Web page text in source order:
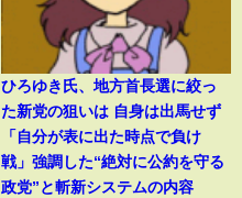
ひろゆき氏、地方首長選に絞っ
た新党の狙いは 自身は出馬せず
「自分が表に出た時点で負け
戦」強調した“絶対に公約を守る
政党”と斬新システムの内容